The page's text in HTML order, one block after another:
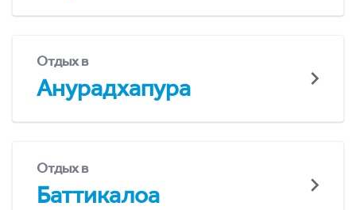
Отдых в
Анурадхапура
Отдых в
Баттикалоа